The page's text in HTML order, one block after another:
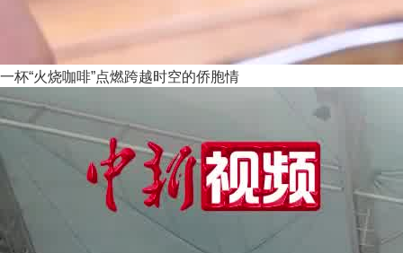
一杯“火烧咖啡”点燃跨越时空的侨胞情